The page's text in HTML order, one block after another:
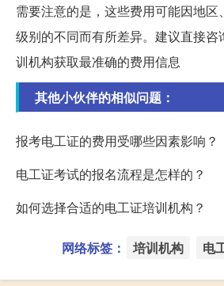
需要注意的是，这些费用可能因地
级别的不同而有所差异。建议直接
训机构获取最准确的费用信息
其他小伙伴的相似问题：
报考电工证的费用受哪些因素影响？
电工证考试的报名流程是怎样的？
如何选择合适的电工证培训机构？
网络标签： 培训机构 电